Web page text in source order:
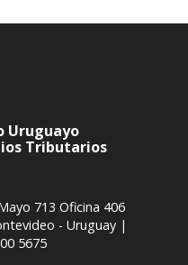
Uruguayo
Tributarios
713 Oficina 406
- Uruguay |
5675